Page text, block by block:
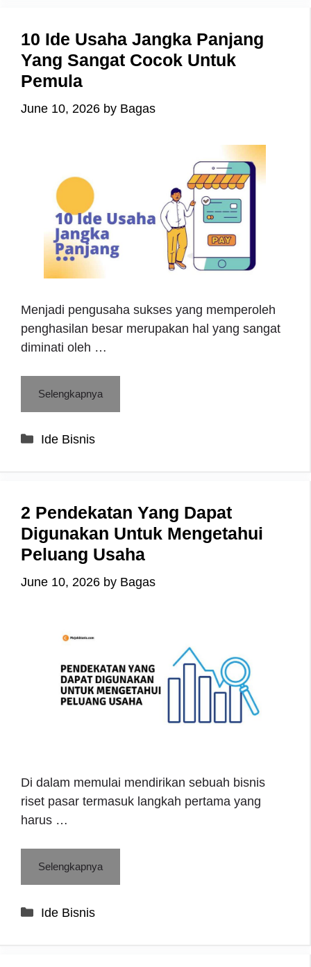
10 Ide Usaha Jangka Panjang
Yang Sangat Cocok Untuk
Pemula
June 10, 2026 by Bagas
Menjadi pengusaha sukses yang memperoleh
penghasilan besar merupakan hal yang sangat
diminati oleh …
Selengkapnya
Categories
Ide Bisnis
2 Pendekatan Yang Dapat
Digunakan Untuk Mengetahui
Peluang Usaha
June 10, 2026 by Bagas
Di dalam memulai mendirikan sebuah bisnis
riset pasar termasuk langkah pertama yang
harus …
Selengkapnya
Categories
Ide Bisnis